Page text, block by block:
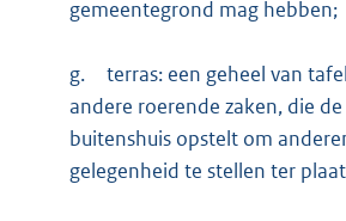
gemeentegrond mag hebben;
g.
terras: een geheel van
andere roerende zaken, die
buitenshuis opstelt om
gelegenheid te stellen ter